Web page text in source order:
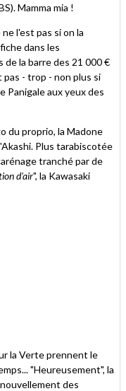
Mamma mia !
l'est pas si on la
dans les
la barre des 21 000 €
- trop - non plus si
Panigale aux yeux des
du proprio, la Madone
Plus tarabiscotée
tranché par de
d'air", la Kawasaki
la Verte prennent le
"Heureusement", la
des